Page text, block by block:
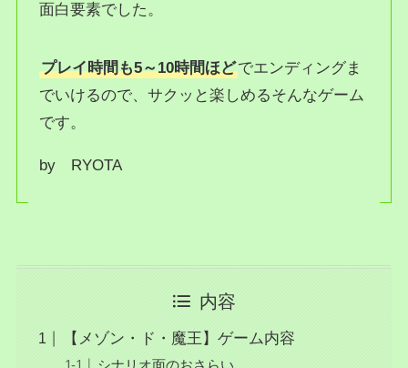
面白要素でした。
プレイ時間も5～10時間ほどでエンディングま
でいけるので、サクッと楽しめるそんなゲーム
です。
by RYOTA
内容
【メゾン・ド・魔王】ゲーム内容